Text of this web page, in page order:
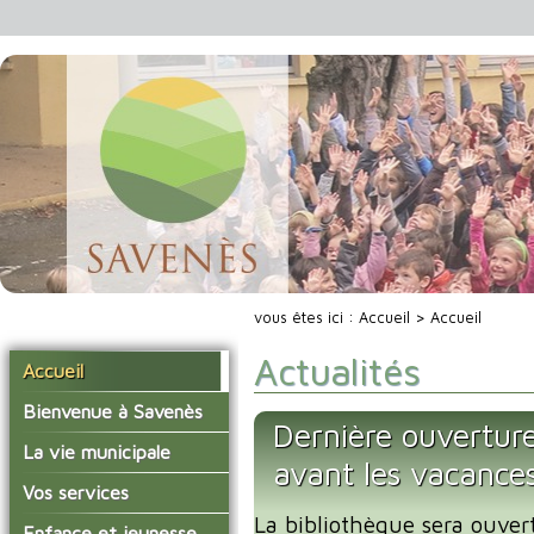
Accueil
Bienvenue à Savenès
Situer Savenès
Savenès en chiffre
L'histoire du village
La vie municipale
Vos élus
Les compte-rendus du
Vos services
La mairie
vous êtes ici : Accueil > Accueil
Actualités
Dernière
avant les
La bibliothèque sera